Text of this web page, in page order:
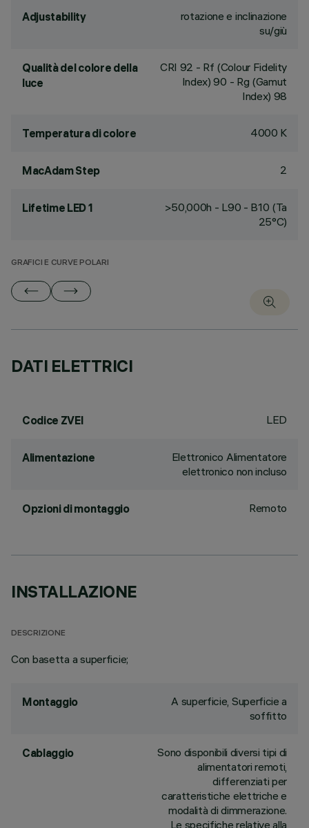
Adjustability
rotazione e inclinazione
su/giù
Qualità del colore della
luce
CRI 92 - Rf (Colour Fidelity
Index) 90 - Rg (Gamut
Index) 98
Temperatura di colore 4000 K
MacAdam Step 2
Lifetime LED 1
>50,000h - L90 - B10 (Ta
25°C)
GRAFICI E CURVE POLARI
DATI ELETTRICI
Codice ZVEI LED
Alimentazione
Elettronico Alimentatore
elettronico non incluso
Opzioni di montaggio Remoto
INSTALLAZIONE
DESCRIZIONE
Con basetta a superficie;
Montaggio
A superficie, Superficie a
soffitto
Cablaggio
Sono disponibili diversi tipi di
alimentatori remoti,
differenziati per
caratteristiche elettriche e
modalità di dimmerazione.
Le specifiche relative alla